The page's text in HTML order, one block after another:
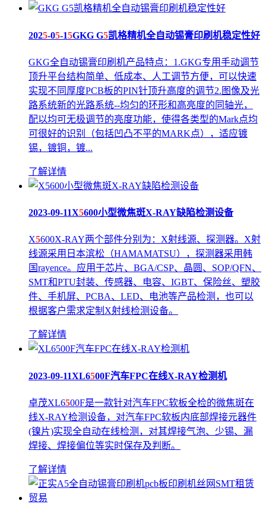
2025-05-15GKG G5凯格精机全自动锡膏印刷机稳定性好
GKG全自动锡膏印刷机产品特点：1.GKG专用手动调节
顶升平台结构简单、低成本、人工调节方便，可以快速
实现不同厚度PCB板的PIN针顶升高度的调节2.图像及光
路系统新的光路系统--均匀的环形和高亮度的同轴光，
配以均可无极调节的亮度功能，使得各类型的Mark点均
可很好的识别（包括凹凸不平的MARK点），适应镀
锡，镀铜，镀...
了解详情
2023-09-11X5600小型微焦斑X-RAY缺陷检测设备
X5600X-RAY两个部件分别为：X射线源、探测器。X射
线源采用日本滨松（HAMAMATSU），探测器采用韩
国rayence。应用于芯片、BGA/CSP、晶圆、SOP/QFN、
SMT和PTU封装、传感器、电容、IGBT、保险丝、塑胶
件、手机屏、PCBA、LED、电池等产品检测，也可以
根据客户需求定制X射线检测设备。
了解详情
2023-09-11XL6500F汽车FPC在线X-RAY检测机
卓茂XL6500F是一款针对汽车FPC软板全检的微焦斑在
线X-RAY检测设备，对汽车FPC软板内底部焊接元器件
(镍片)实现全自动在线检测，对其焊接气泡、少锡、漏
焊接、焊接偏位等实时保存及判断。
了解详情